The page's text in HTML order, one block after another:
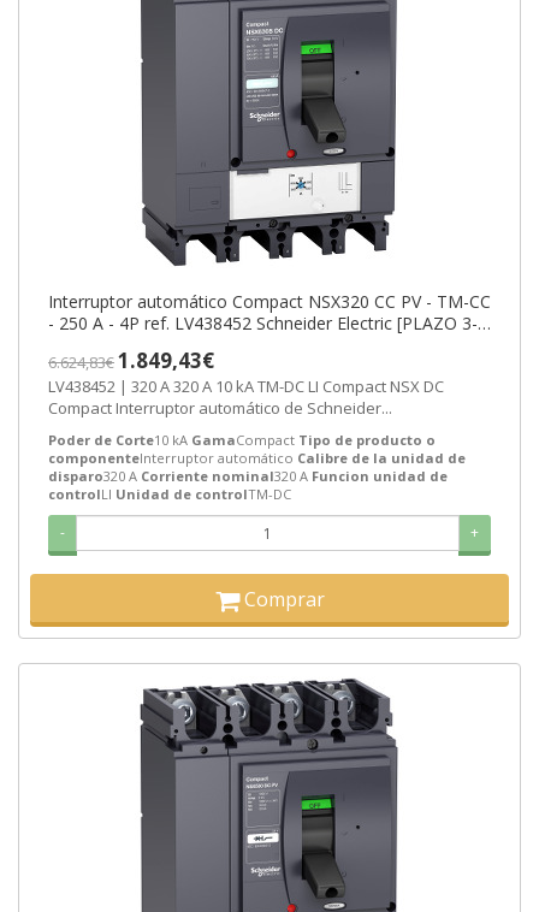
Interruptor automático Compact NSX320 CC PV - TM-CC
- 250 A - 4P ref. LV438452 Schneider Electric [PLAZO 3-6
6.624,83€1.849,43€
LV438452 | 320 A 320 A 10 kA TM-DC LI Compact NSX DC
Compact Interruptor automático de Schneider...
Poder de Corte10 kA GamaCompact Tipo de producto o
componenteInterruptor automático Calibre de la unidad de
disparo320 A Corriente nominal320 A Funcion unidad de
controlLI Unidad de controlTM-DC
- +
Comprar